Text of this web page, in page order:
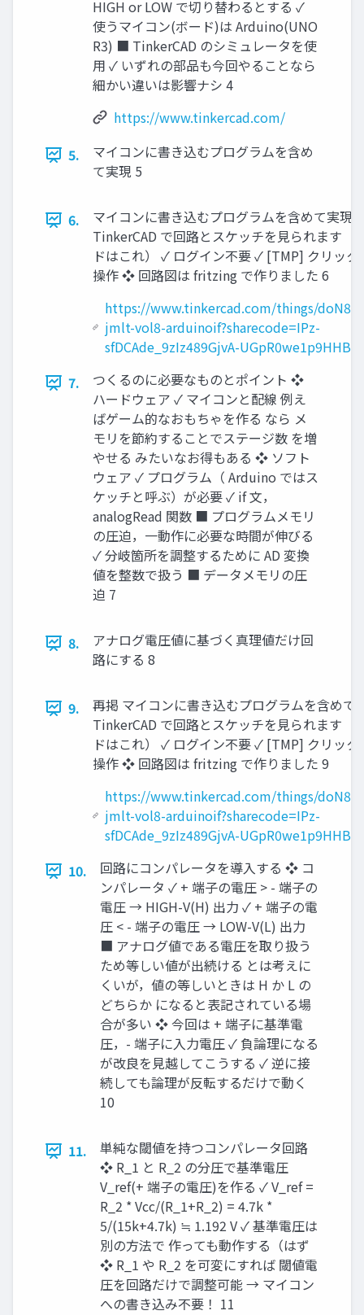
HIGH or LOW で切り替わるとする ✓
使うマイコン(ボード)は Arduino(UNO
R3) ■ TinkerCAD のシミュレータを使
用 ✓ いずれの部品も今回やることなら
細かい違いは影響ナシ 4
https://www.tinkercad.com/
5.
マイコンに書き込むプログラムを含め
て実現 5
6.
マイコンに書き込むプログラムを含めて実現
TinkerCAD で回路とスケッチを見られます （
ドはこれ） ✓ ログイン不要 ✓ [TMP] クリッ
操作 ❖ 回路図は fritzing で作りました 6
https://www.tinkercad.com/things/
jmlt-vol8-arduinoif?sharecode=IPz-
sfDCAde_9zIz489GjvA-
7.
つくるのに必要なものとポイント ❖
ハードウェア ✓ マイコンと配線 例え
ばゲーム的なおもちゃを作る なら メ
モリを節約することでステージ数 を増
やせる みたいなお得もある ❖ ソフト
ウェア ✓ プログラム（ Arduino ではス
ケッチと呼ぶ）が必要 ✓ if 文，
analogRead 関数 ■ プログラムメモリ
の圧迫，一動作に必要な時間が伸びる
✓ 分岐箇所を調整するために AD 変換
値を整数で扱う ■ データメモリの圧
迫 7
8.
アナログ電圧値に基づく真理値だけ回
路にする 8
9.
再掲 マイコンに書き込むプログラムを含め
TinkerCAD で回路とスケッチを見られます （
ドはこれ） ✓ ログイン不要 ✓ [TMP] クリッ
操作 ❖ 回路図は fritzing で作りました 9
https://www.tinkercad.com/things/
jmlt-vol8-arduinoif?sharecode=IPz-
sfDCAde_9zIz489GjvA-
10.
回路にコンパレータを導入する ❖ コ
ンパレータ ✓ + 端子の電圧 > - 端子の
電圧 → HIGH-V(H) 出力 ✓ + 端子の電
圧 < - 端子の電圧 → LOW-V(L) 出力
■ アナログ値である電圧を取り扱う
ため等しい値が出続ける とは考えに
くいが，値の等しいときは H か L の
どちらか になると表記されている場
合が多い ❖ 今回は + 端子に基準電
圧，- 端子に入力電圧 ✓ 負論理になる
が改良を見越してこうする ✓ 逆に接
続しても論理が反転するだけで動く
10
11.
単純な閾値を持つコンパレータ回路
❖ R_1 と R_2 の分圧で基準電圧
V_ref(+ 端子の電圧)を作る ✓ V_ref =
R_2 * Vcc/(R_1+R_2) = 4.7k *
5/(15k+4.7k) ≒ 1.192 V ✓ 基準電圧は
別の方法で 作っても動作する（はず
❖ R_1 や R_2 を可変にすれば 閾値電
圧を回路だけで調整可能 → マイコン
への書き込み不要！ 11